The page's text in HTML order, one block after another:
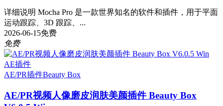
详细说明 Mocha Pro 是一款世界知名的软件和插件，用于平面
运动跟踪、3D 跟踪、...
2026-06-15免费
免费
AE插件
AE/PR插件Beauty Box
AE/PR视频人像磨皮润肤美颜插件 Beauty Box